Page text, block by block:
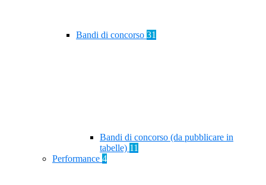
Bandi di concorso 31
Bandi di concorso (da pubblicare in
tabelle) 11
Performance 4